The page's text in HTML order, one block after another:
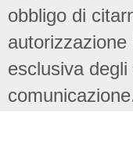
obbligo di
esclusiva